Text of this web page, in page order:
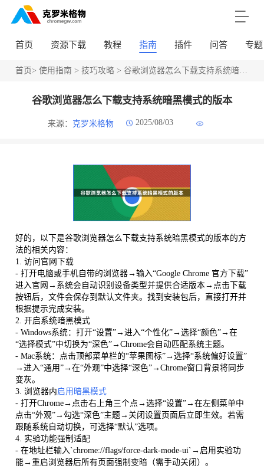
首页 资源下载 教程 指南 插件 问答 专题
首页> 使用指南 > 技巧攻略> 谷歌浏览器怎么下载支持系统暗黑模式的版本
谷歌浏览器怎么下载支持系统暗黑模式的版本
来源： 克罗米格物 2025/08/03
好的，以下是谷歌浏览器怎么下载支持系统暗黑模式的版本的方
法的相关内容：
1. 访问官网下载
- 打开电脑或手机自带的浏览器→输入“Google Chrome 官方下载”
进入官网→系统会自动识别设备类型并提供合适版本→点击下载
按钮后，文件会保存到默认文件夹。找到安装包后，直接打开并
根据提示完成安装。
2. 开启系统暗黑模式
- Windows系统：打开“设置”→进入“个性化”→选择“颜色”→在
“选择模式”中切换为“深色”→Chrome会自动匹配系统主题。
- Mac系统：点击顶部菜单栏的“苹果图标”→选择“系统偏好设置”
→进入“通用”→在“外观”中选择“深色”→Chrome窗口背景将同步
变灰。
3. 浏览器内启用暗黑模式
- 打开Chrome→点击右上角三个点→选择“设置”→在左侧菜单中
点击“外观”→勾选“深色”主题→关闭设置页面后立即生效。若需
跟随系统自动切换，可选择“默认”选项。
4. 实验功能强制适配
- 在地址栏输入`chrome://flags/force-dark-mode-ui`→启用实验功
能→重启浏览器后所有页面强制变暗（需手动关闭）。